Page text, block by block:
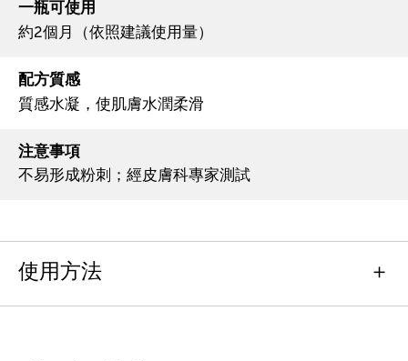
一瓶可使用
約2個月（依照建議使用量）
配方質感
質感水凝，使肌膚水潤柔滑
注意事項
不易形成粉刺；經皮膚科專家測試
使用方法